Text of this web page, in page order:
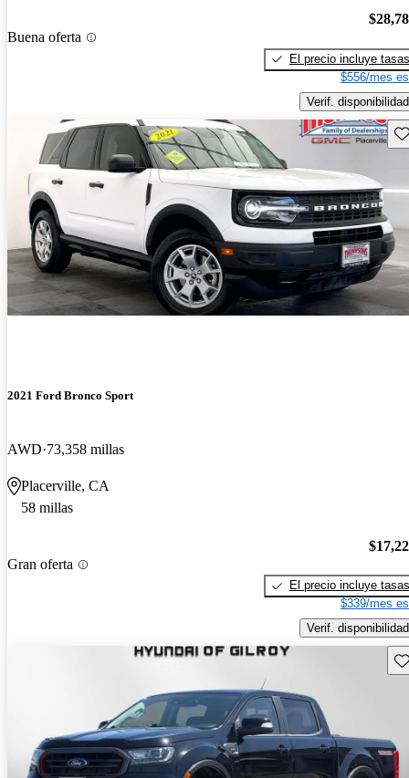
Buena oferta
El precio incluye tasas
$556/mes
Verif. disponibilidad
2021 Ford Bronco Sport
AWD 73,358 millas
Placerville, CA
58 millas
Gran oferta
El precio incluye tasas
$339/mes
Verif. disponibilidad